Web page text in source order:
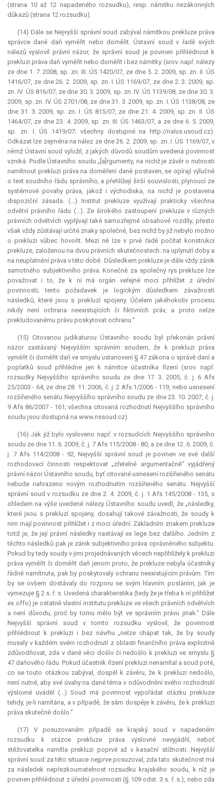
(strana 10 až 12 napadeného rozsudku), resp. námitku nezákonných
důkazů (strana 12 rozsudku).
(14) Dále se Nejvyšší správní soud zabýval námitkouprekluze práva
správce daně daň vyměřit nebo doměřit. Ústavní soud v řadě svých
nálezů vyslovil právní názor, že správní soud je povinen přihlédnout k
prekluzi práva daň vyměřit nebo doměřit i bez námitky (srov. např. nálezy
ze dne 1. 7. 2008, sp. zn. III. ÚS 1420/07, ze dne 5. 2. 2009, sp. zn. II. ÚS
1416/07, ze dne 26. 2. 2009, sp. zn. I. ÚS 1169/07, ze dne 2. 3. 2009, sp.
zn. IV. ÚS 816/07, ze dne 30. 3. 2009, sp. zn. IV. ÚS 1139/08, ze dne 30. 3.
2009, sp. zn. IV. ÚS 2701/08, ze dne 31. 3. 2009, sp. zn. I. ÚS 1138/08, ze
dne 31. 3. 2009, sp. zn. I. ÚS 815/07, ze dne 21. 4. 2009, sp. zn. II. ÚS
1464/07, ze dne 23. 4. 2009, sp. zn. III. ÚS 1463/07, a ze dne 6. 5. 2009,
sp. zn. I. ÚS 1419/07; všechny dostupné na http://nalus.usoud.cz).
Odkázat lze zejména na nález ze dne 26. 2. 2009, sp. zn. I. ÚS 1169/07, v
němž Ústavní soud vyložil, z jakých důvodů soudům uvedená povinnost
vzniká. Podle Ústavního soudu „[a]rgumenty, na nichž je závěr o nutnosti
namítnout prekluzi práva na doměření daně postaven, se opírají výlučně
o text soudního řádu správního, a přehlížejí širší souvislosti, plynoucí ze
systémové povahy práva, jakož i východiska, na nichž je postavena
dispoziční zásada. (...) Institut prekluze využívají prakticky všechna
odvětví právního řádu (…). Ze širokého zastoupení prekluzev různých
právních odvětvích vyplývají také samozřejmé obsahové rozdíly; přesto
však vždy zůstávají určité znaky společné, bez nichž by již nebylo možno
o prekluzi vůbec hovořit. Mezi ně lze v prvé řadě počítat konstrukci
prekluze, založenou na dvou právních skutečnostech: na uplynutí doby a
na neuplatnění práva v této době. Důsledkem prekluzeje dále vždy zánik
samotného subjektivního práva. Konečně za společný rysprekluze lze
považovat i to, že k ní má orgán veřejné moci přihlížet z úřední
povinnosti; tento požadavek je logickým důsledkem závažnosti
následků, které jsou s prekluzí spojeny. Účelem jakéhokoliv procesu
nikdy není ochrana neexistujících či fiktivních práv, a proto nelze
prekludovanému právu poskytovat ochranu.“
(15) Citovanou judikaturou Ústavního soudu byl překonán právní
názor zastávaný Nejvyšším správním soudem, že k prekluzi práva
vyměřit či doměřit daň ve smyslu ustanovení § 47 zákona o správě daní a
poplatků soud přihlédne jen k námitce účastníka řízení (srov. např.
rozsudky Nejvyššího správního soudu ze dne 17. 3. 2005, č. j. 6 Afs
25/2003 - 64, ze dne 28. 11. 2006, č. j. 2 Afs 1/2006 - 119, nebo usnesení
rozšířeného senátu Nejvyššího správního soudu ze dne 23. 10. 2007, č. j.
9 Afs 86/2007 - 161; všechna citovaná rozhodnutí Nejvyššího správního
soudu jsou dostupná na www.nssoud.cz).
(16) Jak již bylo vysloveno např. v rozsudcích Nejvyššího správního
soudu ze dne 11. 6. 2009, č. j. 7 Afs 115/2008 - 80, a ze dne 12. 6. 2009, č.
j. 7 Afs 114/2008 - 92, Nejvyšší správní soud je povinen ve své další
rozhodovací činnosti respektovat „zřetelně argumentačně“ vyjádřený
právní názor Ústavního soudu, byť citované usnesení rozšířeného senátu
nebude nahrazeno novým rozhodnutím rozšířeného senátu. Nejvyšší
správní soud v rozsudku ze dne 2. 4. 2009, č. j. 1 Afs 145/2008 - 135, s
ohledem na výše uvedené nálezy Ústavního soudu uvedl, že „následky,
které jsou s prekluzí spojeny, dosahují takové závažnosti, že soudy k
nim mají povinnost přihlížet i z moci úřední. Základním znakem prekluze
totiž je, že její právní následky nastávají ex lege bez dalšího. Jedním z
těchto následků pak je zánik subjektivního práva oprávněného subjektu.
Pokud by tedy soudy v jimi projednávaných věcech nepřihlížely k prekluzi
práva vyměřit či doměřit daň jenom proto, že prekluzenebyla účastníky
řádně namítnuta, pak by poskytovaly ochranu neexistujícím právům. Tím
by se ovšem dostávaly do rozporu se svým hlavním posláním, jak je
vymezuje § 2 s. ř. s. Uvedená charakteristika (tedy že je třeba k ní přihlížet
ex offo) je ostatně vlastní institutu prekluze ve všech právních odvětvích
a není důvodu, proč by tomu mělo být ve správním právu jinak.“ Dále
Nejvyšší správní soud v tomto rozsudku vyslovil, že povinnost
přihlédnout k prekluzi i bez návrhu „nelze chápat tak, že by soudy
musely v každém svém rozhodnutí z oblasti finančního práva explicitně
zdůvodňovat, zda v dané věci došlo či nedošlo k prekluzi ve smyslu §
47 daňového řádu. Pokud účastník řízení prekluzi nenamítal a soud poté,
co se touto otázkou zabýval, dospěl k závěru, že k prekluzi nedošlo,
není nutné, aby své úvahy na dané téma v odůvodnění svého rozhodnutí
výslovně uváděl (...) Soud má povinnost vypořádat otázku prekluze
tehdy, je-li namítána, a v případě, že sám dospěje k závěru, že k prekluzi
práva skutečně došlo.“
(17) V posuzovaném případě se krajský soud v napadeném
rozsudku k otázceprekluze práva výslovně nevyjádřil, neboť
stěžovatelka namítla prekluzi poprvé až v kasační stížnosti. Nejvyšší
správní soud za této situace nejprve posuzoval, zda tato skutečnost má
za následek nepřezkoumatelnost rozsudku krajského soudu, k níž je
povinen přihlédnout z úřední povinnosti (§ 109 odst. 3 s. ř. s.), nebo zda